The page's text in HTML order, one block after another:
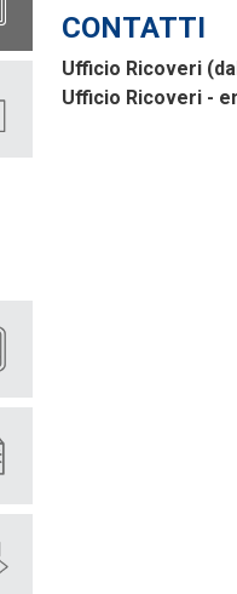
CONTATTI
Ufficio Ricoveri
Ufficio Ricoveri -